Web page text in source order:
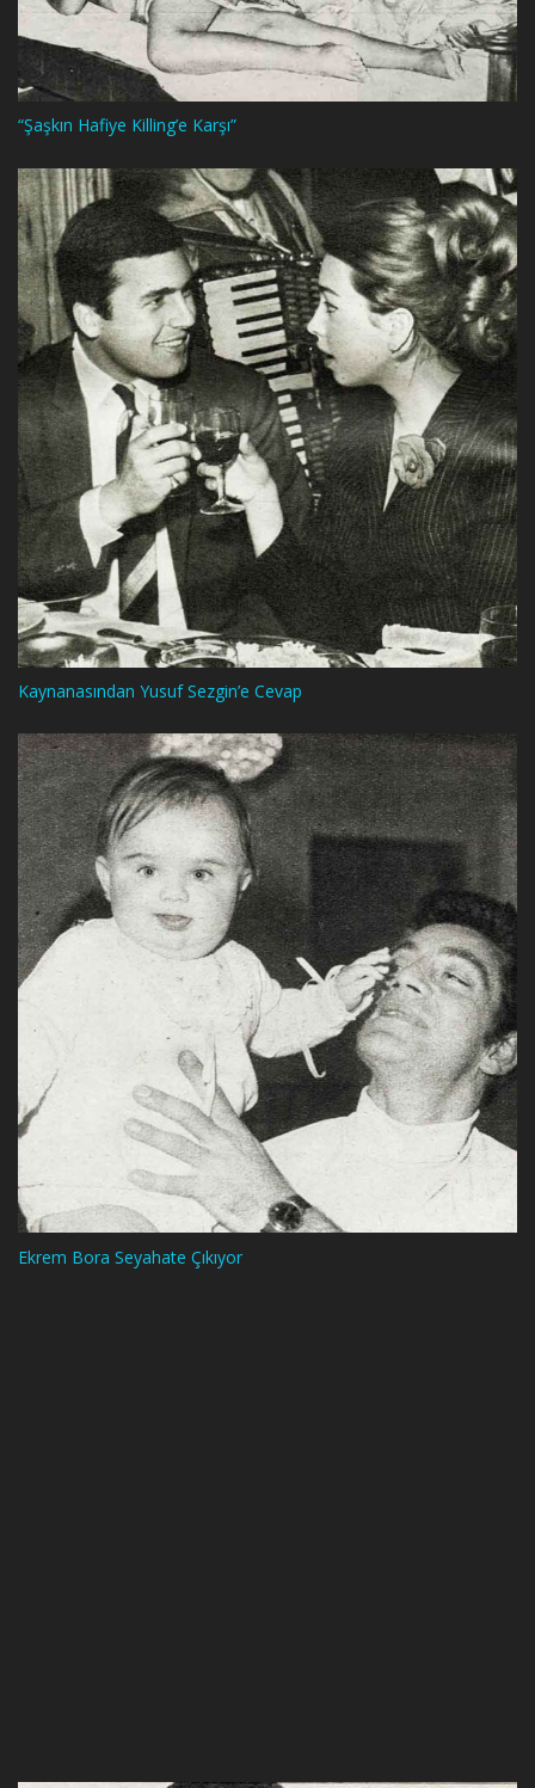
“Şaşkın Hafiye Killing’e Karşı”
Kaynanasından Yusuf Sezgin’e Cevap
Ekrem Bora Seyahate Çıkıyor